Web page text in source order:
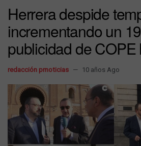
Herrera despide
incrementando un
publicidad de COPE
redacción prnoticias 10 años Ago